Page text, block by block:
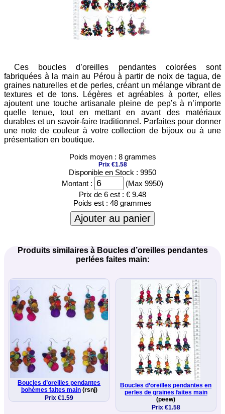
Ces boucles d’oreilles pendantes colorées sont
fabriquées à la main au Pérou à partir de noix de tagua, de
graines naturelles et de perles, créant un mélange vibrant de
textures et de tons. Légères et agréables à porter, elles
ajoutent une touche artisanale pleine de pep’s à n’importe
quelle tenue, tout en mettant en avant des matériaux
durables et un savoir-faire traditionnel. Parfaites pour donner
une note de couleur à votre collection de bijoux ou à une
présentation en boutique.
Poids moyen : 8 grammes
Prix €1.58
Disponible en Stock : 9950
Montant :
(Max 9950)
Prix de 6 est : € 9.48
Poids est : 48 grammes
Ajouter au panier
Produits similaires à Boucles d’oreilles pendantes
perlées faites main:
Boucles d’oreilles pendantes
bohèmes faites main(rsnj)
Prix €1.59
Boucles d’oreilles pendantes en
perles de graines faites main
(peew)
Prix €1.58